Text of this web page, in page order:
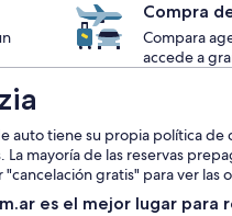
Compra
Compara
accede a
auto tiene su propia política de
mayoría de las reservas
gratis" para ver las
es el mejor lugar para